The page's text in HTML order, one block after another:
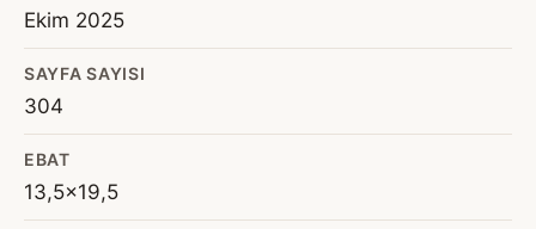
Ekim 2025
SAYFA SAYISI
304
EBAT
13,5x19,5